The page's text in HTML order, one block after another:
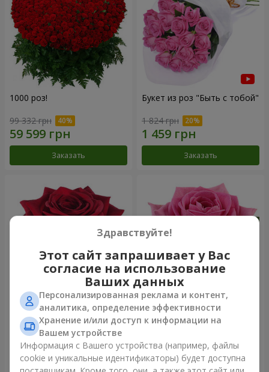
1000 роз!
99 332 грн
Заказать
Букет из роз "Быть с тобой"
1 824 грн
Заказать
Роза красная (поштучно)
Заказать
Роза розовая (поштучно)
Заказать
Здравствуйте!
Этот сайт запрашивает у Вас
согласие на использование
Ваших данных
Персонализированная реклама и контент,
аналитика, определение эффективности
Хранение и/или доступ к информации на
Вашем устройстве
Информация с Вашего устройства (например, файлы
cookie и уникальные идентификаторы) будет доступна